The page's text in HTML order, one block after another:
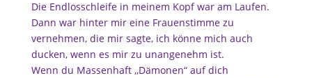
Die Endlosschleife in meinem Kopf war am Laufen.
Dann war hinter mir eine Frauenstimme zu
vernehmen, die mir sagte, ich könne mich auch
ducken, wenn es mir zu unangenehm ist.
Wenn du Massenhaft ,,Dämonen“ auf dich